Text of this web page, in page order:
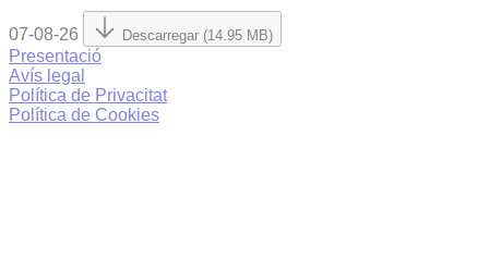
07-08-26 Descarregar (14.95 MB)
Presentació
Avís legal
Política de Privacitat
Política de Cookies